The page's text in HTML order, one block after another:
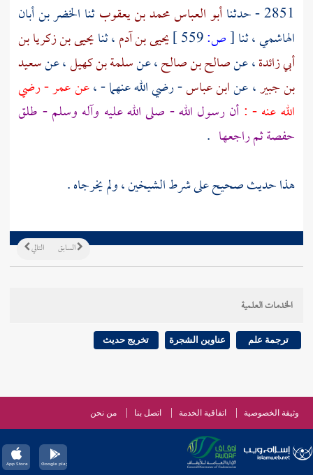
2851 - حدثنا أبو العباس محمد بن يعقوبثنا الخضر بن أبان
الهاشمي، ثنا[ص: يحيى بن آدم، ثنايحيى بن زكريا بن
أبي زائدة، عنصالح بن صالح، عنسلمة بن كهيل، عنسعيد
بن جبير، عنابن عباس- رضي الله عنهما - ،عنعمر- رضي
الله عنه - : أن رسول الله - صلى الله عليه وآله وسلم - طلق
حفصةثم راجعها .
هذا حديث صحيح على شرط الشيخين ، ولم يخرجاه .
التالي السابق
الخدمات العلمية
ترجمة علم عناوين الشجرة تخريج حديث
وثيقة الخصوصية اتفاقية الخدمة اتصل بنا من نحن